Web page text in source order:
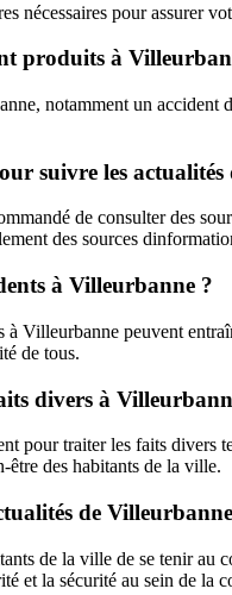
nécessaires pour assurer
produits à
notamment un
suivre les
de consulter des
des sources
à Villeurbanne ?
Villeurbanne peuvent
de tous.
divers à
pour traiter les faits divers
être des habitants de la ville.
de
de la ville de se tenir au
et la sécurité au sein de la